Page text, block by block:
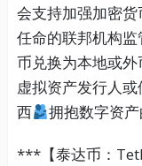
会支持加强加密
任命的联邦机构
币兑换为本地或
虚拟资产发行人
西
拥抱数字资产
***【泰达币：